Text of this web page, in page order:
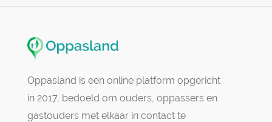
Oppasland is een online platform opgericht
in 2017, bedoeld om ouders, oppassers en
gastouders met elkaar in contact te